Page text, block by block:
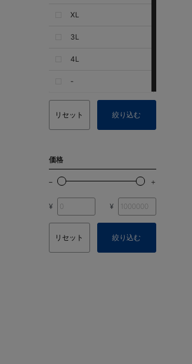
XL
3L
4L
-
リセット 絞り込む
価格
¥ ¥
リセット 絞り込む